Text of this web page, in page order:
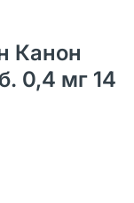
Канон
0,4 мг 14